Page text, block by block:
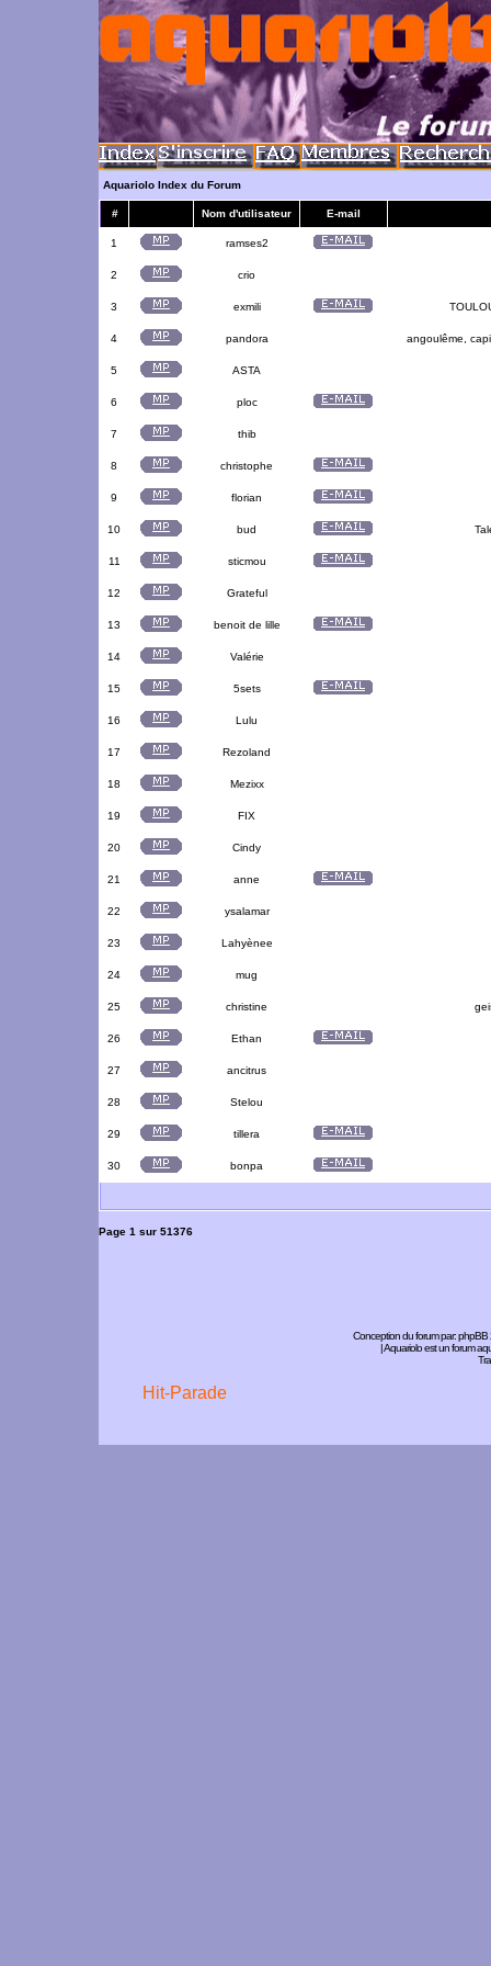
Aquariolo Index du Forum
# Nom d'utilisateur E-mail
1 ramses2
2 crio
3 exmili
4 pandora angoulême,
5 ASTA
6 ploc
7 thib
8 christophe
9 florian
10 bud
11 sticmou
12 Grateful
13 benoit de lille
14 Valérie
15 5sets
16 Lulu
17 Rezoland
18 Mezixx
19 FIX
20 Cindy
21 anne
22 ysalamar
23 Lahyènee
24 mug
25 christine
26 Ethan
27 ancitrus
28 Stelou
29 tillera
30 bonpa
Page 1 sur 51376
Conception du forum par:phpBB
| Aquariolo est un forum